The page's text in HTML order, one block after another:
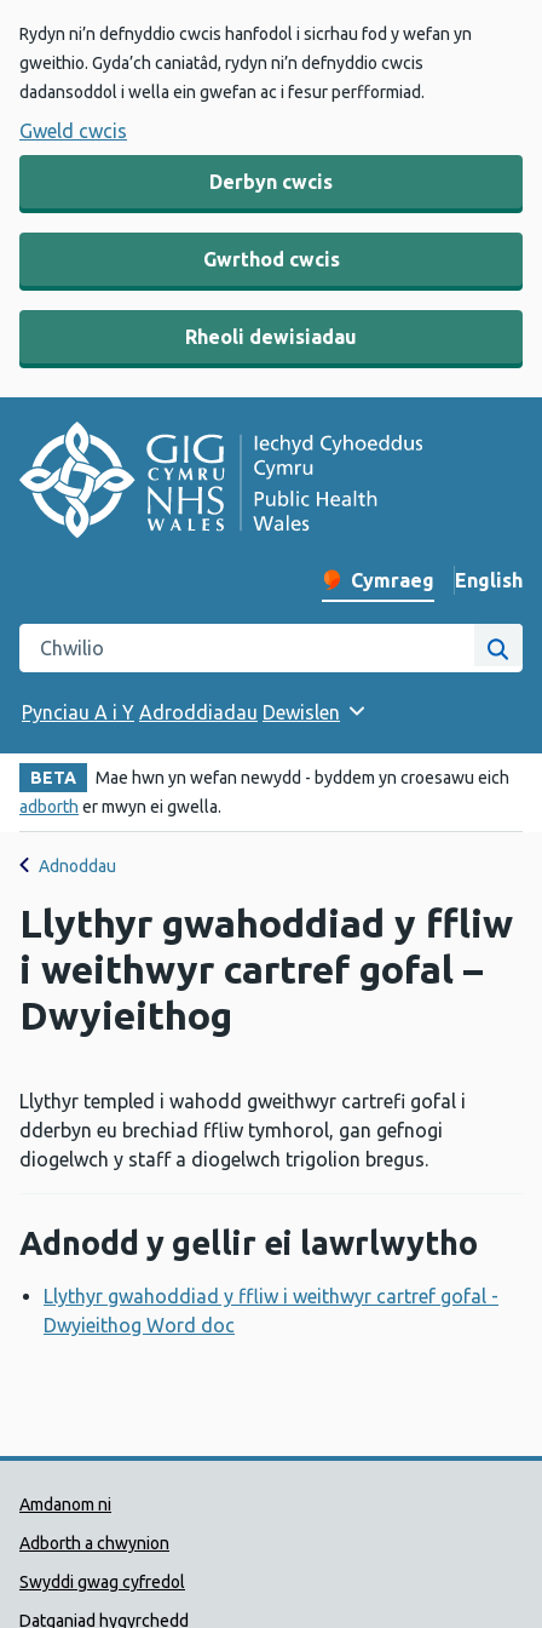
Rydyn ni’n defnyddio cwcis hanfodol i sicrhau fod y wefan yn
gweithio. Gyda’ch caniatâd, rydyn ni’n defnyddio cwcis
dadansoddol i wella ein gwefan ac i fesur perfformiad.
Gweld cwcis
Derbyn cwcis
Gwrthod cwcis
Rheoli dewisiadau
Newid iaith y wefan
Cymraeg English
–
Chwilio gwefan Iechyd Cyhoeddus Cymru
Pynciau A i Y Adroddiadau Dewislen
BETA
Mae hwn yn wefan newydd - byddem yn croesawu eich
adborth er mwyn ei gwella.
Adnoddau
Llythyr gwahoddiad y ffliw
i weithwyr cartref gofal –
Dwyieithog
Llythyr templed i wahodd gweithwyr cartrefi gofal i
dderbyn eu brechiad ffliw tymhorol, gan gefnogi
diogelwch y staff a diogelwch trigolion bregus.
Adnodd y gellir ei lawrlwytho
Llythyr gwahoddiad y ffliw i weithwyr cartref gofal -
Dwyieithog Word doc
Dolenni Cymorth Iechyd
Amdanom ni
Adborth a chwynion
Swyddi gwag cyfredol
Datganiad hygyrchedd